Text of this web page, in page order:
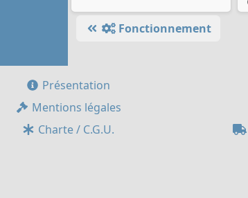
Fonctionnement
Présentation
Mentions légales
Charte / C.G.U.